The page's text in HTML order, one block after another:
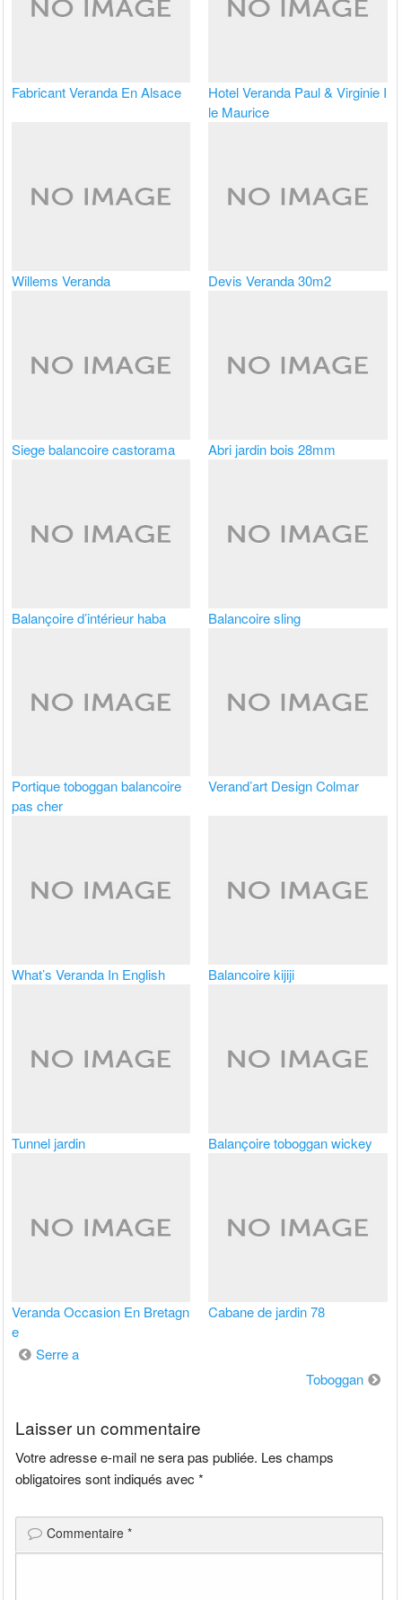
Fabricant Veranda En Alsace
Hotel Veranda Paul & Virginie I
le Maurice
Willems Veranda Devis Veranda 30m2
Siege balancoire castorama Abri jardin bois 28mm
Balançoire d’intérieur haba Balancoire sling
Portique toboggan balancoire
pas cher
Verand’art Design Colmar
What’s Veranda In English Balancoire kijiji
Tunnel jardin Balançoire toboggan wickey
Veranda Occasion En Bretagn
e
Cabane de jardin 78
Navigation
Serre a
Toboggan
Laisser un commentaire
Votre adresse e-mail ne sera pas publiée. Les champs
obligatoires sont indiqués avec*
Commentaire*